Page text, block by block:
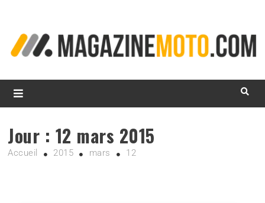
MagazineMoto.com
Jour : 12 mars 2015
Accueil 2015 mars 12